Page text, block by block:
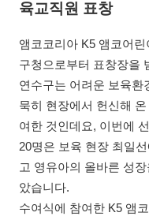
육교직원 표창
앰코코리아 K5 앰코어
구청으로부터 표창장을
연수구는 어려운 보육환
묵히 현장에서 헌신해
여한 것인데요, 이번에
20명은 보육 현장 최일
고 영유아의 올바른 성
았습니다.
수여식에 참여한 K5 앰